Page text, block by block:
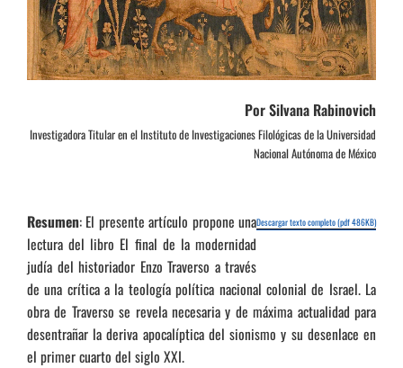
Por Silvana Rabinovich
Investigadora Titular en el Instituto de Investigaciones Filológicas de la Universidad
Nacional Autónoma de México
Descargar texto completo (pdf 486KB)
Resumen: El presente artículo propone una
lectura del libro El final de la modernidad
judía del historiador Enzo Traverso a través
de una crítica a la teología política nacional colonial de Israel. La
obra de Traverso se revela necesaria y de máxima actualidad para
desentrañar la deriva apocalíptica del sionismo y su desenlace en
el primer cuarto del siglo XXI.